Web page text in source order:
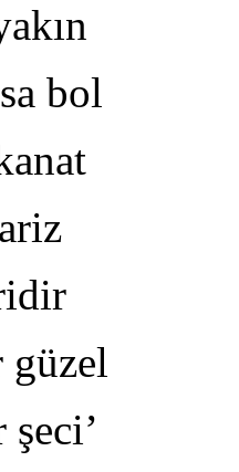
yakın
olsa bol
i kanat
ariz
güzel
şeci’